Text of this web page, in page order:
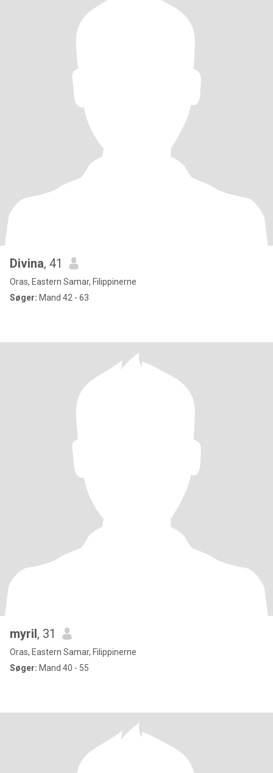
Divina, 41
Oras, Eastern Samar, Filippinerne
Søger: Mand 42 - 63
myril, 31
Oras, Eastern Samar, Filippinerne
Søger: Mand 40 - 55